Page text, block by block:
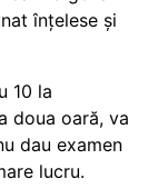
înțelese și
10 la
doua oară, va
dau examen
lucru.